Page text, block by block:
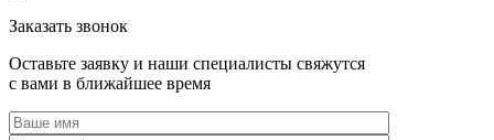
Заказать звонок
Оставьте заявку и наши специалисты свяжутся
с вами в ближайшее время